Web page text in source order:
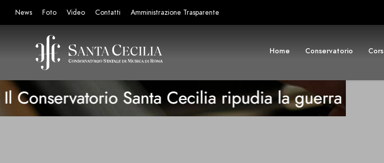
News Foto Video Contatti Amministrazione Trasparente
Home Conservatorio